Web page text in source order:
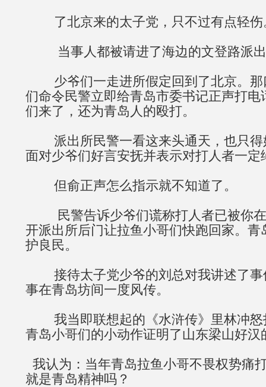
了北京来的太子党，只不过有点轻伤
当事人都被请进了海边的文登路派
少爷们一走进所假定回到了北京。那
们命令民警立即给青岛市委书记正声打电
们来了，还为青岛人的殴打。
派出所民警一看这来头通天，也只得
面对少爷们好言安抚并表示对打人者一定
但俞正声怎么指示就不知道了。
民警告诉少爷们谎称打人者已被你在
开派出所后门让拉鱼小哥们快跑回家。青
护良民。
接待太子党少爷的刘总对我讲述了事
事在青岛坊间一度风传。
我当即联想起的《水浒传》里林冲怒
青岛小哥们的小动作证明了山东梁山好汉
我认为：当年青岛拉鱼小哥不畏权势痛
就是青岛精神吗？